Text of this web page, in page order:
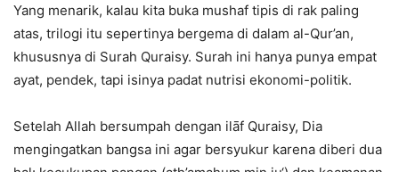
Yang menarik, kalau kita buka mushaf tipis di rak paling
atas, trilogi itu sepertinya bergema di dalam al-Qur’an,
khususnya di Surah Quraisy. Surah ini hanya punya empat
ayat, pendek, tapi isinya padat nutrisi ekonomi-politik.
Setelah Allah bersumpah dengan ilāf Quraisy, Dia
mengingatkan bangsa ini agar bersyukur karena diberi dua